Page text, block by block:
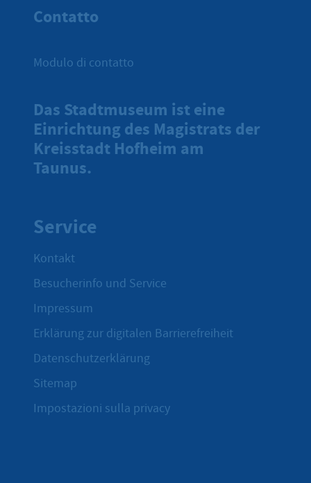
Contatto
Modulo di contatto
Das Stadtmuseum ist eine
Einrichtung des Magistrats der
Kreisstadt Hofheim am
Taunus.
Service
Kontakt
Besucherinfo und Service
Impressum
Erklärung zur digitalen Barrierefreiheit
Datenschutzerklärung
Sitemap
Impostazioni sulla privacy